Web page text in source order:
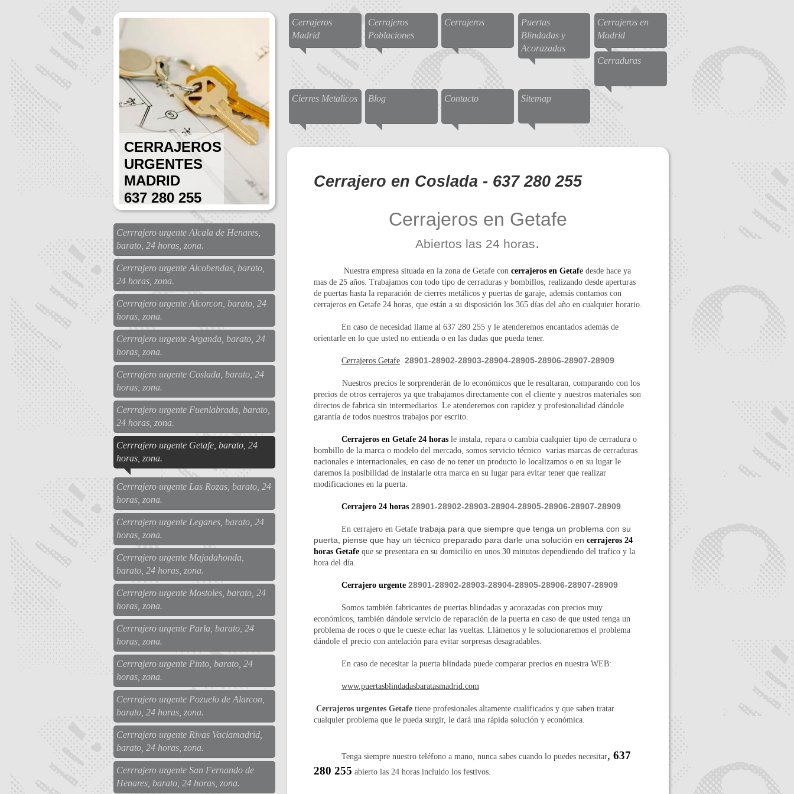
CERRAJEROS
URGENTES
MADRID
637 280 255
Cerrrajero urgente Alcala de Henares,
barato, 24 horas, zona.
Cerrrajero urgente Alcobendas, barato,
24 horas, zona.
Cerrrajero urgente Alcorcon, barato, 24
horas, zona.
Cerrrajero urgente Arganda, barato, 24
horas, zona.
Cerrrajero urgente Coslada, barato, 24
horas, zona.
Cerrrajero urgente Fuenlabrada, barato,
24 horas, zona.
Cerrrajero urgente Getafe, barato, 24
horas, zona.
Cerrrajero urgente Las Rozas, barato, 24
horas, zona.
Cerrrajero urgente Leganes, barato, 24
horas, zona.
Cerrrajero urgente Majadahonda,
barato, 24 horas, zona.
Cerrrajero urgente Mostoles, barato, 24
horas, zona.
Cerrrajero urgente Parla, barato, 24
horas, zona.
Cerrrajero urgente Pinto, barato, 24
horas, zona.
Cerrrajero urgente Pozuelo de Alarcon,
barato, 24 horas, zona.
Cerrrajero urgente Rivas Vaciamadrid,
barato, 24 horas, zona.
Cerrrajero urgente San Fernando de
Henares, barato, 24 horas, zona.
Cerrajeros
Madrid
Cerrajeros
Poblaciones
Cerrajeros
Puertas
Blindadas y
Acorazadas
Cerrajeros en
Madrid
Cerraduras
Cierres Metalicos Blog Contacto Sitemap
Cerrajero en Coslada - 637 280 255
Cerrajeros en Getafe
Abiertos las 24 horas.
Nuestra empresa situada en la zona de Getafe con cerrajeros en Getafe desde hace ya
mas de 25 años. Trabajamos con todo tipo de cerraduras y bombillos, realizando desde aperturas
de puertas hasta la reparación de cierres metálicos y puertas de garaje, además contamos con
cerrajeros en Getafe 24 horas, que están a su disposición los 365 días del año en cualquier horario.
En caso de necesidad llame al 637 280 255 y le atenderemos encantados además de
orientarle en lo que usted no entienda o en las dudas que pueda tener.
Cerrajeros Getafe 28901-28902-28903-28904-28905-28906-28907-28909
Nuestros precios le sorprenderán de lo económicos que le resultaran, comparando con los
precios de otros cerrajeros ya que trabajamos directamente con el cliente y nuestros materiales son
directos de fabrica sin intermediarios. Le atenderemos con rapidez y profesionalidad dándole
garantía de todos nuestros trabajos por escrito.
Cerrajeros en Getafe 24 horas le instala, repara o cambia cualquier tipo de cerradura o
bombillo de la marca o modelo del mercado, somos servicio técnico varias marcas de cerraduras
nacionales e internacionales, en caso de no tener un producto lo localizamos o en su lugar le
daremos la posibilidad de instalarle otra marca en su lugar para evitar tener que realizar
modificaciones en la puerta.
Cerrajero 24 horas28901-28902-28903-28904-28905-28906-28907-28909
En cerrajero en Getafetrabaja para que siempre que tenga un problema con su
puerta, piense que hay un técnico preparado para darle una solución en cerrajeros 24
horas Getafe que se presentara en su domicilio en unos 30 minutos dependiendo del trafico y la
hora del día.
Cerrajero urgente28901-28902-28903-28904-28905-28906-28907-28909
Somos también fabricantes de puertas blindadas y acorazadas con precios muy
económicos, también dándole servicio de reparación de la puerta en caso de que usted tenga un
problema de roces o que le cueste echar las vueltas. Llámenos y le solucionaremos el problema
dándole el precio con antelación para evitar sorpresas desagradables.
En caso de necesitar la puerta blindada puede comparar precios en nuestra WEB:
www.puertasblindadasbaratasmadrid.com
Cerrajeros urgentes Getafe tiene profesionales altamente cualificados y que saben tratar
cualquier problema que le pueda surgir, le dará una rápida solución y económica.
Tenga siempre nuestro teléfono a mano, nunca sabes cuando lo puedes necesitar, 637
280 255 abierto las 24 horas incluido los festivos.